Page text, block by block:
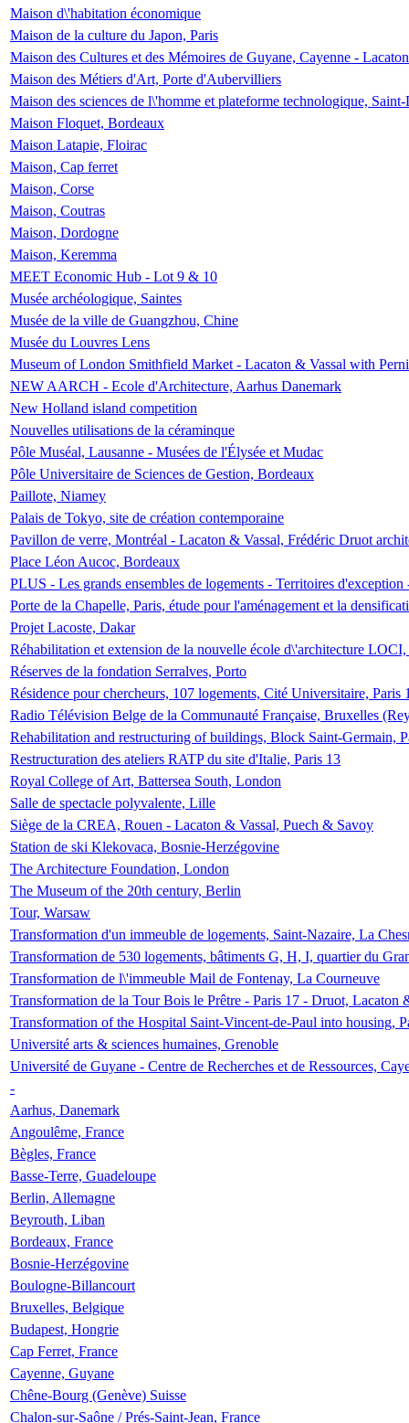
Maison d\'habitation économique
Maison de la culture du Japon, Paris
Maison des Cultures et des Mémoires de Guyane, Cayenne -
Maison des Métiers d'Art, Porte d'Aubervilliers
Maison des sciences de l\'homme et plateforme technologique,
Maison Floquet, Bordeaux
Maison Latapie, Floirac
Maison, Cap ferret
Maison, Corse
Maison, Coutras
Maison, Dordogne
Maison, Keremma
MEET Economic Hub - Lot 9 & 10
Musée archéologique, Saintes
Musée de la ville de Guangzhou, Chine
Musée du Louvres Lens
Museum of London Smithfield Market - Lacaton & Vassal with
NEW AARCH - Ecole d'Architecture, Aarhus Danemark
New Holland island competition
Nouvelles utilisations de la céraminque
Pôle Muséal, Lausanne - Musées de l'Élysée et Mudac
Pôle Universitaire de Sciences de Gestion, Bordeaux
Paillote, Niamey
Palais de Tokyo, site de création contemporaine
Pavillon de verre, Montréal - Lacaton & Vassal, Frédéric Druot
Place Léon Aucoc, Bordeaux
PLUS - Les grands ensembles de logements - Territoires
Porte de la Chapelle, Paris, étude pour l'aménagement et la
Projet Lacoste, Dakar
Réhabilitation et extension de la nouvelle école d\'architecture
Réserves de la fondation Serralves, Porto
Résidence pour chercheurs, 107 logements, Cité Universitaire, Paris
Radio Télévision Belge de la Communauté Française, Bruxelles
Rehabilitation and restructuring of buildings, Block Saint-Germain,
Restructuration des ateliers RATP du site d'Italie, Paris 13
Royal College of Art, Battersea South, London
Salle de spectacle polyvalente, Lille
Siège de la CREA, Rouen - Lacaton & Vassal, Puech & Savoy
Station de ski Klekovaca, Bosnie-Herzégovine
The Architecture Foundation, London
The Museum of the 20th century, Berlin
Tour, Warsaw
Transformation d'un immeuble de logements, Saint-Nazaire, La
Transformation de 530 logements, bâtiments G, H, I, quartier du
Transformation de l\'immeuble Mail de Fontenay, La Courneuve
Transformation de la Tour Bois le Prêtre - Paris 17 - Druot, Lacaton
Transformation of the Hospital Saint-Vincent-de-Paul into housing,
Université arts & sciences humaines, Grenoble
Université de Guyane - Centre de Recherches et de Ressources,
-
Aarhus, Danemark
Angoulême, France
Bègles, France
Basse-Terre, Guadeloupe
Berlin, Allemagne
Beyrouth, Liban
Bordeaux, France
Bosnie-Herzégovine
Boulogne-Billancourt
Bruxelles, Belgique
Budapest, Hongrie
Cap Ferret, France
Cayenne, Guyane
Chêne-Bourg (Genève) Suisse
Chalon-sur-Saône / Prés-Saint-Jean, France